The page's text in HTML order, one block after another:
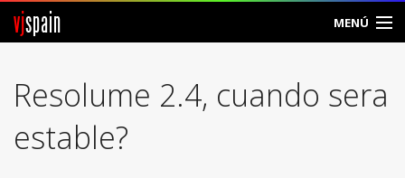
vjspain MENÚ
Foros
Noticias
Resolume 2.4, cuando sera
estable?